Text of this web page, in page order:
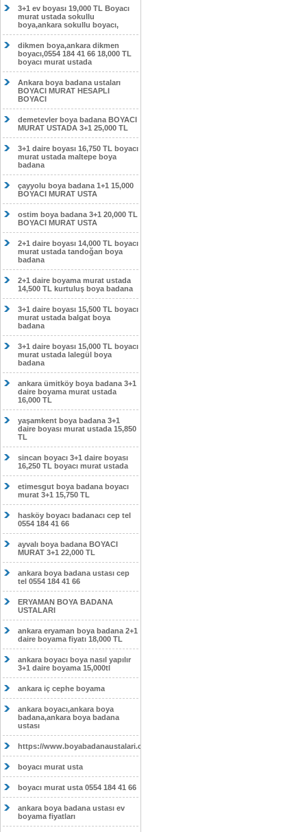
3+1 ev boyası 19,000 TL Boyacı
murat ustada sokullu
boya,ankara sokullu boyacı,
dikmen boya,ankara dikmen
boyacı,0554 184 41 66 18,000 TL
boyacı murat ustada
Ankara boya badana ustaları
BOYACI MURAT HESAPLI
BOYACI
demetevler boya badana BOYACI
MURAT USTADA 3+1 25,000 TL
3+1 daire boyası 16,750 TL boyacı
murat ustada maltepe boya
badana
çayyolu boya badana 1+1 15,000
BOYACI MURAT USTA
ostim boya badana 3+1 20,000 TL
BOYACI MURAT USTA
2+1 daire boyası 14,000 TL boyacı
murat ustada tandoğan boya
badana
2+1 daire boyama murat ustada
14,500 TL kurtuluş boya badana
3+1 daire boyası 15,500 TL boyacı
murat ustada balgat boya
badana
3+1 daire boyası 15,000 TL boyacı
murat ustada lalegül boya
badana
ankara ümitköy boya badana 3+1
daire boyama murat ustada
16,000 TL
yaşamkent boya badana 3+1
daire boyası murat ustada 15,850
TL
sincan boyacı 3+1 daire boyası
16,250 TL boyacı murat ustada
etimesgut boya badana boyacı
murat 3+1 15,750 TL
hasköy boyacı badanacı cep tel
0554 184 41 66
ayvalı boya badana BOYACI
MURAT 3+1 22,000 TL
ankara boya badana ustası cep
tel 0554 184 41 66
ERYAMAN BOYA BADANA
USTALARI
ankara eryaman boya badana 2+1
daire boyama fiyatı 18,000 TL
ankara boyacı boya nasıl yapılır
3+1 daire boyama 15,000tl
ankara iç cephe boyama
ankara boyacı,ankara boya
badana,ankara boya badana
ustası
https://www.boyabadanaustalari.com/
boyacı murat usta
boyacı murat usta 0554 184 41 66
ankara boya badana ustası ev
boyama fiyatları